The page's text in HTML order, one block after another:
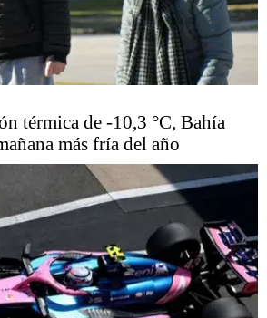
térmica de -10,3 °C, Bahía
más fría del año